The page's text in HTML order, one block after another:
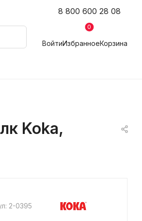
8 800 600 28 08
ВойтиИзбранное
0
Корзина
Koka,
2-0395